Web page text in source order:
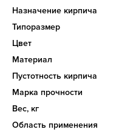
Назначение кирпича
Типоразмер
Цвет
Материал
Пустотность кирпича
Марка прочности
Вес, кг
Область применения